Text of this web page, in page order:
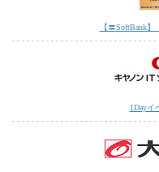
【〓SoftBank
1Dayイ